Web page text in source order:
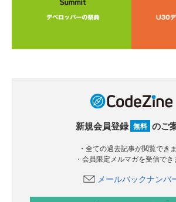
新規会員登録 無料 のご
・全ての過去記事が閲覧でき
・会員限定メルマガを受信でき
メールバックナンバ